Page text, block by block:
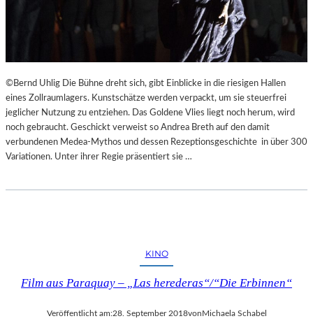
©Bernd Uhlig Die Bühne dreht sich, gibt Einblicke in die riesigen Hallen
eines Zollraumlagers. Kunstschätze werden verpackt, um sie steuerfrei
jeglicher Nutzung zu entziehen. Das Goldene Vlies liegt noch herum, wird
noch gebraucht. Geschickt verweist so Andrea Breth auf den damit
verbundenen Medea-Mythos und dessen Rezeptionsgeschichte in über 300
Variationen. Unter ihrer Regie präsentiert sie …
KINO
Film aus Paraquay – „Las herederas“/“Die Erbinnen“
Veröffentlicht am:28. September 2018von Michaela Schabel